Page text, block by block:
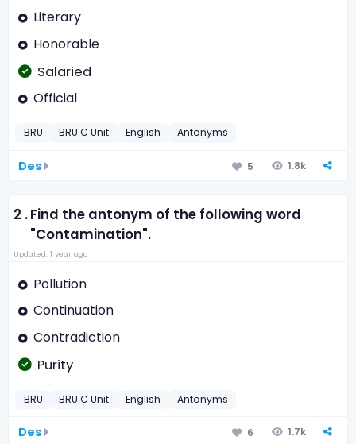
Literary
Honorable
Salaried
Official
BRU BRU C Unit English Antonyms
Des 5 1.8k
2 .Find the antonym of the following word
"Contamination".
Updated: 1 year ago
Pollution
Continuation
Contradiction
Purity
BRU BRU C Unit English Antonyms
Des 6 1.7k